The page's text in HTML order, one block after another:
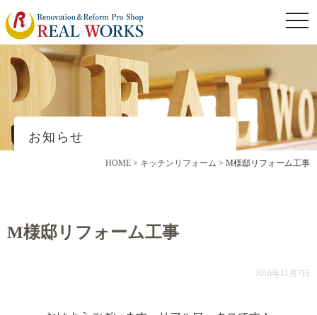
お知らせ
HOME > キッチンリフォーム > M様邸リフォーム工事
M様邸リフォーム工事
2016年11月7日